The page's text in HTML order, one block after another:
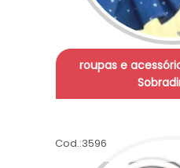
roupas e
Cod.:3596